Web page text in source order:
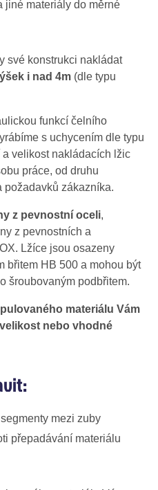
jiné materiály do měrné
své konstrukci nakládat
i nad 4m (dle typu
funkcí čelního
s uchycením dle typu
velikost nakládacích lžic
práce, od druhu
požadavků zákazníka.
z pevnostní oceli,
z pevnostních a
Lžíce jsou osazeny
břitem HB 500 a mohou být
šroubovaným podbřitem.
materiálu Vám
nebo vhodné
mezi zuby
přepadávání materiálu